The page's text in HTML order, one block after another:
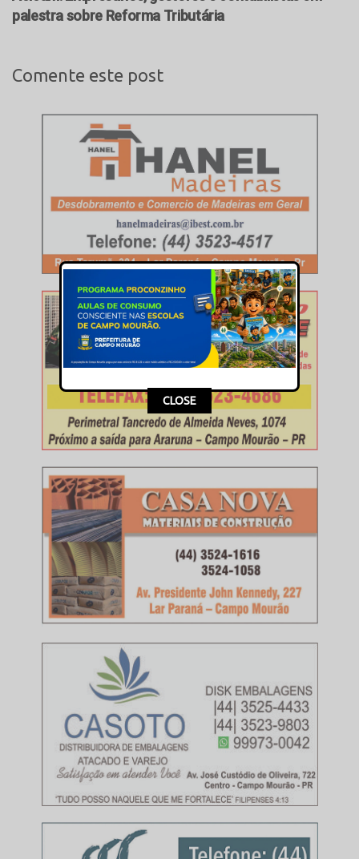
palestra sobre Reforma Tributária
Comente este post
CLOSE